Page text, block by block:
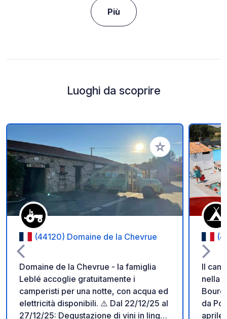
Più
Luoghi da scoprire
Aggiungi ai tuoi
(44120) Domaine de la Chevrue
Domaine de la Chevrue - la famiglia
Leblé accoglie gratuitamente i
camperisti per una notte, con acqua ed
elettricità disponibili. ⚠️ Dal 22/12/25 al
27/12/25: Degustazione di vini in lingua
Il
nella
da
aprile